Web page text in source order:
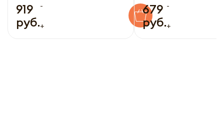
919
руб.
-
+
679
руб.
-
+